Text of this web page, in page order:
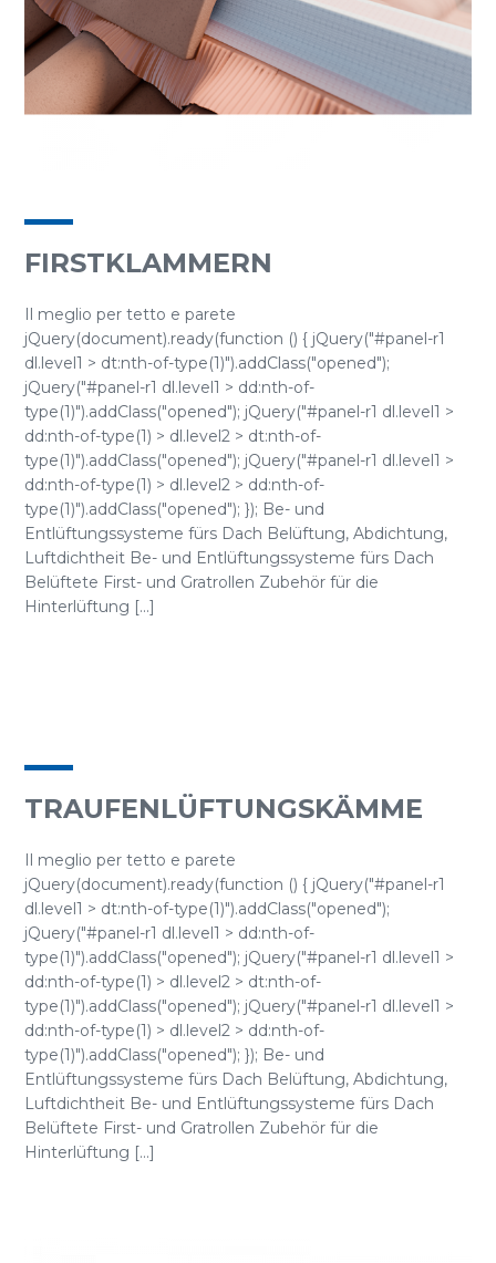
FIRSTKLAMMERN
Il meglio per tetto e parete
jQuery(document).ready(function () { jQuery("#panel-r1
dl.level1 > dt:nth-of-type(1)").addClass("opened");
jQuery("#panel-r1 dl.level1 > dd:nth-of-
type(1)").addClass("opened"); jQuery("#panel-r1 dl.level1 >
dd:nth-of-type(1) > dl.level2 > dt:nth-of-
type(1)").addClass("opened"); jQuery("#panel-r1 dl.level1 >
dd:nth-of-type(1) > dl.level2 > dd:nth-of-
type(1)").addClass("opened"); }); Be- und
Entlüftungssysteme fürs Dach Belüftung, Abdichtung,
Luftdichtheit Be- und Entlüftungssysteme fürs Dach
Belüftete First- und Gratrollen Zubehör für die
Hinterlüftung [...]
TRAUFENLÜFTUNGSKÄMME
Il meglio per tetto e parete
jQuery(document).ready(function () { jQuery("#panel-r1
dl.level1 > dt:nth-of-type(1)").addClass("opened");
jQuery("#panel-r1 dl.level1 > dd:nth-of-
type(1)").addClass("opened"); jQuery("#panel-r1 dl.level1 >
dd:nth-of-type(1) > dl.level2 > dt:nth-of-
type(1)").addClass("opened"); jQuery("#panel-r1 dl.level1 >
dd:nth-of-type(1) > dl.level2 > dd:nth-of-
type(1)").addClass("opened"); }); Be- und
Entlüftungssysteme fürs Dach Belüftung, Abdichtung,
Luftdichtheit Be- und Entlüftungssysteme fürs Dach
Belüftete First- und Gratrollen Zubehör für die
Hinterlüftung [...]